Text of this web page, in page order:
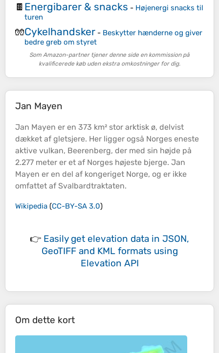
🍫 Energibarer & snacks - Højenergi snacks til
turen
🧤Cykelhandsker - Beskytter hænderne og giver
bedre greb om styret
Som Amazon-partner tjener denne side en kommission på
kvalificerede køb uden ekstra omkostninger for dig.
Jan Mayen
Jan Mayen er en 373 km² stor arktisk ø, delvist
dækket af gletsjere. Her ligger også Norges eneste
aktive vulkan, Beerenberg, der med sin højde på
2.277 meter er et af Norges højeste bjerge. Jan
Mayen er en del af kongeriget Norge, og er ikke
omfattet af Svalbardtraktaten.
Wikipedia (CC-BY-SA 3.0)
👉 Easily get elevation data in JSON,
GeoTIFF and KML formats using
Elevation API
Om dette kort